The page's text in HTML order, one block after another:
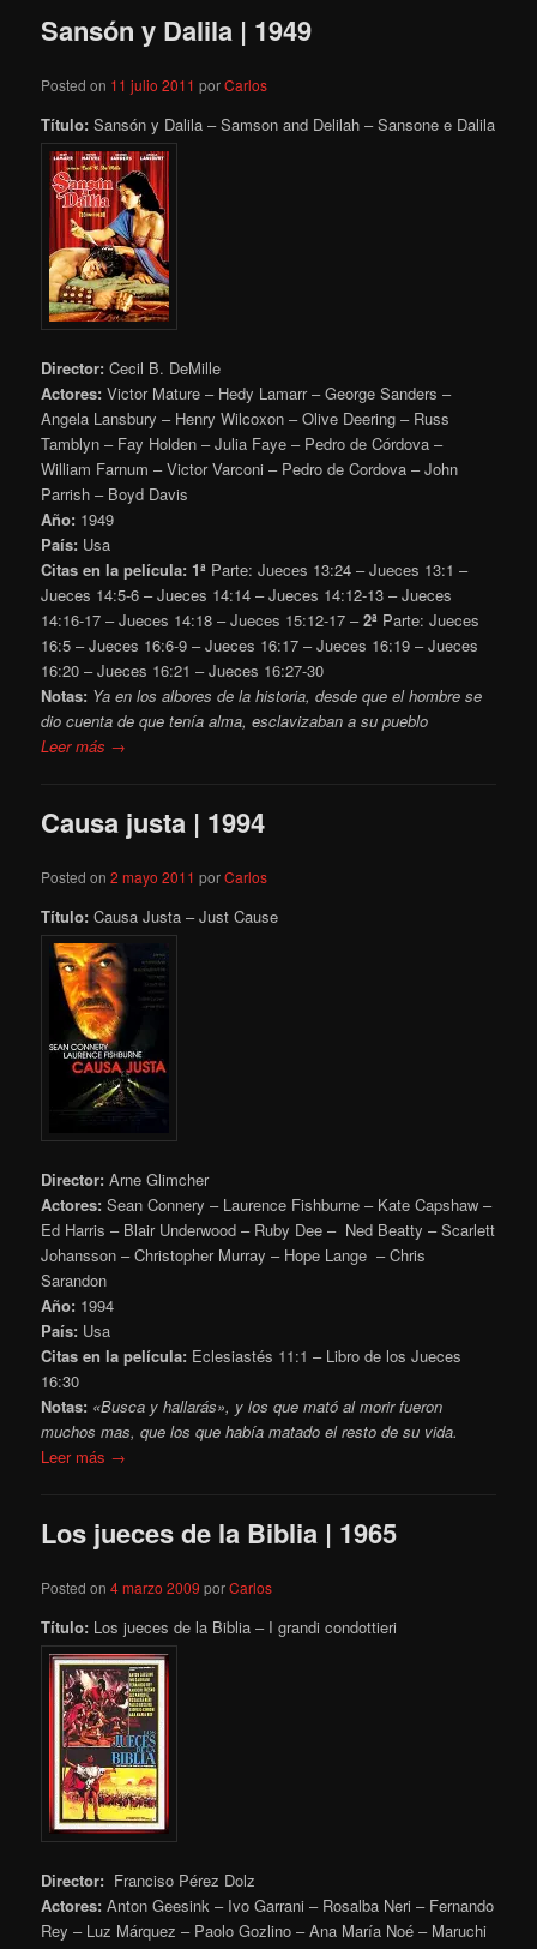
Sansón y Dalila | 1949
Posted on 11 julio 2011 porCarlos
Título: Sansón y Dalila – Samson and Delilah – Sansone e Dalila
Director: Cecil B. DeMille
Actores: Victor Mature – Hedy Lamarr – George Sanders –
Angela Lansbury – Henry Wilcoxon – Olive Deering – Russ
Tamblyn – Fay Holden – Julia Faye – Pedro de Córdova –
William Farnum – Victor Varconi – Pedro de Cordova – John
Parrish – Boyd Davis
Año: 1949
País: Usa
Citas en la película: 1ª Parte: Jueces 13:24 – Jueces 13:1 –
Jueces 14:5-6 – Jueces 14:14 – Jueces 14:12-13 – Jueces
14:16-17 – Jueces 14:18 – Jueces 15:12-17 –2ª Parte: Jueces
16:5 – Jueces 16:6-9 – Jueces 16:17 – Jueces 16:19 – Jueces
16:20 – Jueces 16:21 – Jueces 16:27-30
Notas: Ya en los albores de la historia, desde que el hombre se
dio cuenta de que tenía alma, esclavizaban a su pueblo
Leer más →
Causa justa | 1994
Posted on2 mayo 2011 porCarlos
Título: Causa Justa – Just Cause
Director: Arne Glimcher
Actores: Sean Connery – Laurence Fishburne – Kate Capshaw –
Ed Harris – Blair Underwood – Ruby Dee – Ned Beatty – Scarlett
Johansson – Christopher Murray – Hope Lange – Chris
Sarandon
Año: 1994
País: Usa
Citas en la película: Eclesiastés 11:1 – Libro de los Jueces
16:30
Notas: «Busca y hallarás», y los que mató al morir fueron
muchos mas, que los que había matado el resto de su vida.
Leer más →
Los jueces de la Biblia | 1965
Posted on4 marzo 2009 porCarlos
Título: Los jueces de la Biblia – I grandi condottieri
Director: Franciso Pérez Dolz
Actores: Anton Geesink – Ivo Garrani – Rosalba Neri – Fernando
Rey – Luz Márquez – Paolo Gozlino – Ana María Noé – Maruchi